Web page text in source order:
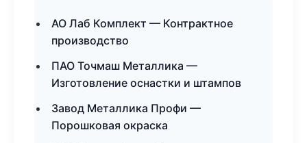
АО Лаб Комплект — Контрактное
производство
ПАО Точмаш Металлика —
Изготовление оснастки и штампов
Завод Металлика Профи —
Порошковая окраска